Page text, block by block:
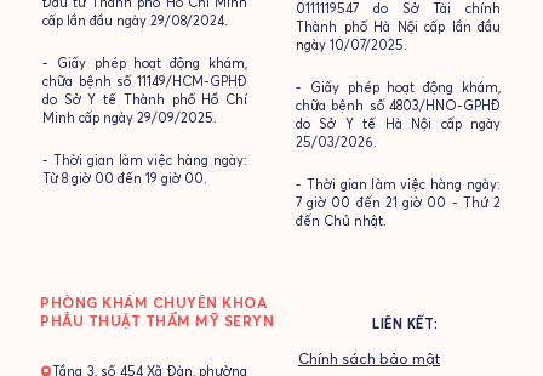
cấp lần đầu ngày 29/08/2024.
- Giấy phép hoạt động khám,
chữa bệnh số 11149/HCM-GPHĐ
do Sở Y tế Thành phố Hồ Chí
Minh cấp ngày 29/09/2025.
- Thời gian làm việc hàng ngày:
Từ 8 giờ 00 đến 19 giờ 00.
0111119547 do Sở Tài chính
Thành phố Hà Nội cấp lần đầu
ngày 10/07/2025.
- Giấy phép hoạt động khám,
chữa bệnh số 4803/HNO-GPHĐ
do Sở Y tế Hà Nội cấp ngày
25/03/2026.
- Thời gian làm việc hàng ngày:
7 giờ 00 đến 21 giờ 00 - Thứ 2
đến Chủ nhật.
PHÒNG KHÁM CHUYÊN KHOA
PHẪU THUẬT THẨM MỸ SERYN
- Tầng 3, số 454 Xã Đàn, phường
LIÊN KẾT:
Chính sách bảo mật